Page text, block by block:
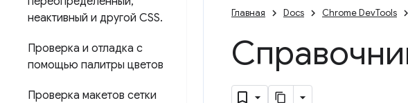
неактивный и другой CSS.
Проверка и отладка с
помощью палитры цветов
Проверка макетов сетки
Главная Docs Chrome DevTools